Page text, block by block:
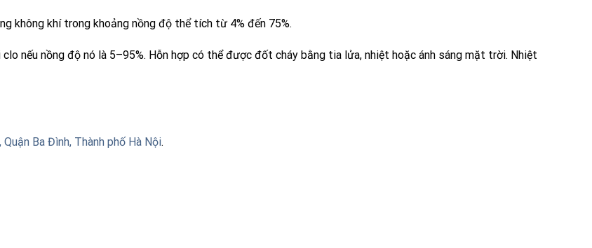
không khí trong khoảng nồng độ thể tích từ 4% đến 75%.
nếu nồng độ nó là 5–95%. Hỗn hợp có thể được đốt cháy bằng tia lửa, nhiệt hoặc ánh sáng mặt trời. Nhiệt
Ba Đình, Thành phố Hà Nội.